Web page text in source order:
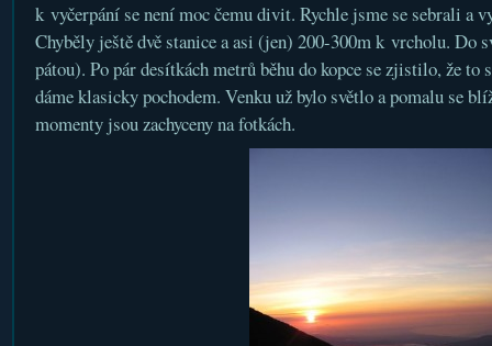
k vyčerpání se není moc čemu divit. Rychle jsme se sebrali a
Chyběly ještě dvě stanice a asi (jen) 200-300m k vrcholu. Do
pátou). Po pár desítkách metrů běhu do kopce se zjistilo, že to
dáme klasicky pochodem. Venku už bylo světlo a pomalu se
momenty jsou zachyceny na fotkách.